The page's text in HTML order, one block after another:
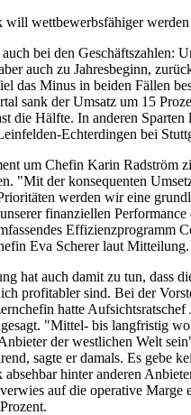
will wettbewerbsfähiger werden
bei den Geschäftszahlen:
auch zu Jahresbeginn,
das Minus in beiden Fällen
sank der Umsatz um 15
die Hälfte. In anderen Sparten
Echterdingen bei
um Chefin Karin Radström
"Mit der konsequenten
werden wir eine
finanziellen Performance
Effizienzprogramm
Eva Scherer laut Mitteilung.
hat auch damit zu tun, dass
profitabler sind. Bei der
hatte Aufsichtsratschef
"Mittel- bis langfristig
der westlichen Welt
sagte er damals. Es gebe
hinter anderen
auf die operative Marge